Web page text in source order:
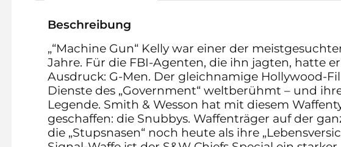
Beschreibung
„“Machine Gun“ Kelly war einer der
Jahre. Für die FBI-Agenten, die ihn jagten, hatte
Ausdruck: G-Men. Der gleichnamige Hollywood-
Dienste des „Government“ weltberühmt – und
Legende. Smith & Wesson hat mit diesem
geschaffen: die Snubbys. Waffenträger auf der
die „Stupsnasen“ noch heute als ihre